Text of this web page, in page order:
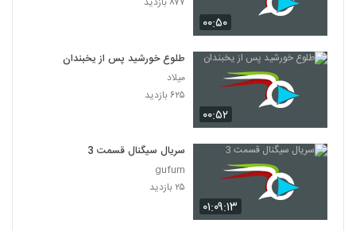
۰۰:۵۰
۰۰:۵۲
طلوع خورشید پس از یخبندان
میلاد
۶۲۵ بازدید
۰۱:۰۹:۱۳
سریال سیگنال قسمت 3
gufum
۲۵ بازدید